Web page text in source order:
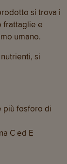
si trova i
frattaglie e
umano.
si
più fosforo di
C ed E